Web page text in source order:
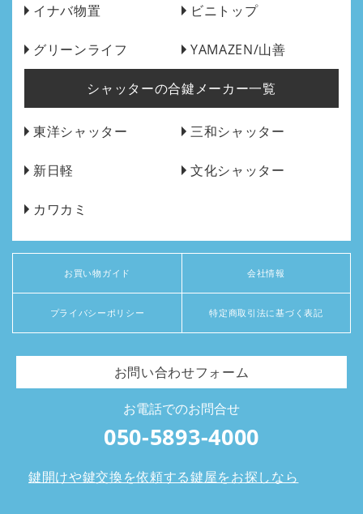
イナバ物置 ビニトップ
グリーンライフ YAMAZEN/山善
シャッターの合鍵メーカー一覧
東洋シャッター 三和シャッター
新日軽 文化シャッター
カワカミ
お買い物ガイド 会社情報
プライバシーポリシー 特定商取引法に基づく表記
お問い合わせフォーム
お電話でのお問合せ
050-5893-4000
鍵開けや鍵交換を依頼する鍵屋をお探しなら